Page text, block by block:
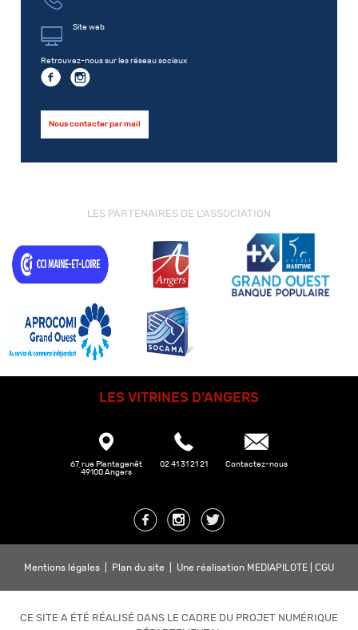
Site web
Retrouvez-nous sur les réseau sociaux
Nous contacter par mail
LES PARTENAIRES DE L'ASSOCIATION
LES VITRINES D'ANGERS
67, rue Plantagenêt
49100 Angers
02 41 31 21 21 Contactez-nous
Mentions légales Plan du site Une réalisation MEDIAPILOTE CGU
CE SITE A ÉTÉ RÉALISÉ DANS LE CADRE DU PROJET NUMÉRIQUE